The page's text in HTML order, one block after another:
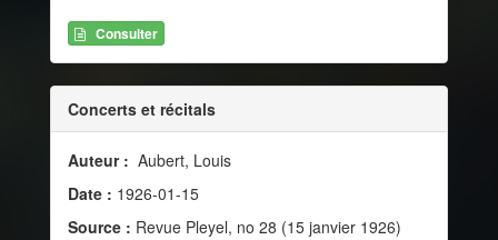
Consulter
Concerts et récitals
Auteur : Aubert, Louis
Date : 1926-01-15
Source : Revue Pleyel, no 28 (15 janvier 1926)